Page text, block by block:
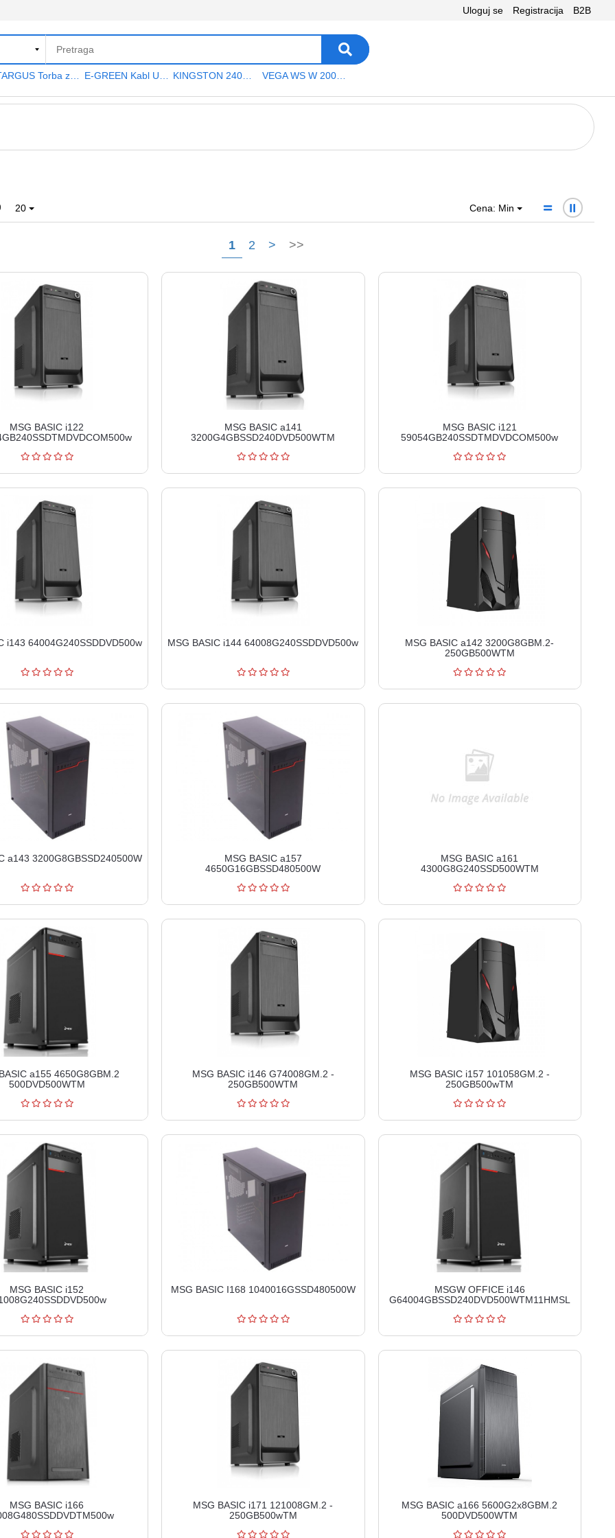
Uloguj se Registracija B2B
TARGUS Torba za notebook 15.6" TAR300 VEGA WS W 200 platno
20 Cena: Min
1 2 > >>
MSG BASIC i122
MSG BASIC a141
3200G4GBSSD240DVD500WTM
MSG BASIC i121
59054GB240SSDTMDVDCOM500w
i143 64004G240SSDDVD500w MSG BASIC i144 64008G240SSDDVD500w
MSG BASIC a142 3200G8GBM.2-
250GB500WTM
a143 3200G8GBSSD240500W
MSG BASIC a157
4650G16GBSSD480500W
MSG BASIC a161
4300G8G240SSD500WTM
a155 4650G8GBM.2
500DVD500WTM
MSG BASIC i146 G74008GM.2 -
250GB500WTM
MSG BASIC i157 101058GM.2 -
250GB500wTM
MSG BASIC i152
MSG BASIC I168 1040016GSSD480500W
MSGW OFFICE i146
G64004GBSSD240DVD500WTM11HMSL
MSG BASIC i166
MSG BASIC i171 121008GM.2 -
250GB500wTM
MSG BASIC a166 5600G2x8GBM.2
500DVD500WTM